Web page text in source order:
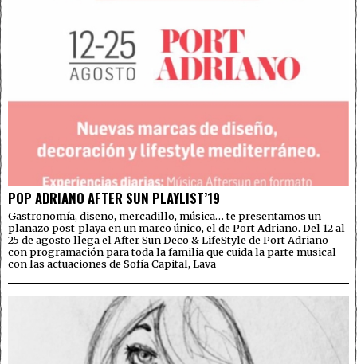
POP ADRIANO AFTER SUN PLAYLIST’19
Gastronomía, diseño, mercadillo, música… te presentamos un
planazo post-playa en un marco único, el de Port Adriano. Del 12 al
25 de agosto llega el After Sun Deco & LifeStyle de Port Adriano
con programación para toda la familia que cuida la parte musical
con las actuaciones de Sofía Capital, Lava